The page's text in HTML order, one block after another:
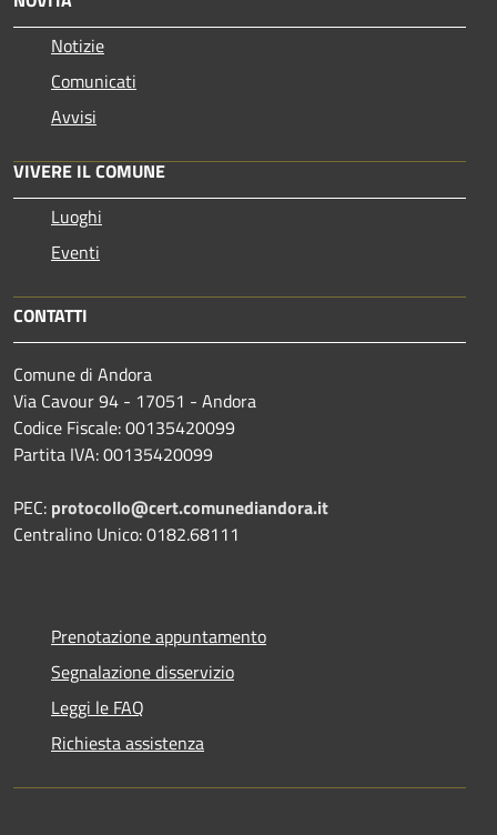
Notizie
Comunicati
Avvisi
VIVERE IL COMUNE
Luoghi
Eventi
CONTATTI
Comune di Andora
Via Cavour 94 - 17051 - Andora
Codice Fiscale: 00135420099
Partita IVA: 00135420099
PEC: protocollo@cert.comunediandora.it
Centralino Unico: 0182.68111
Prenotazione appuntamento
Segnalazione disservizio
Leggi le FAQ
Richiesta assistenza